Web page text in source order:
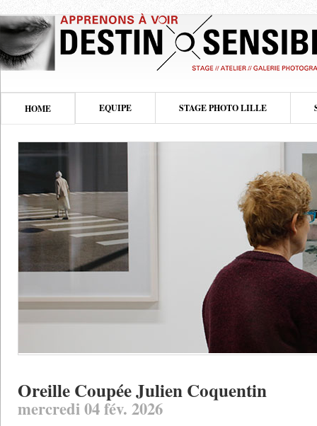
HOME EQUIPE STAGE PHOTO LILLE
Oreille Coupée Julien Coquentin
mercredi 04 fév. 2026